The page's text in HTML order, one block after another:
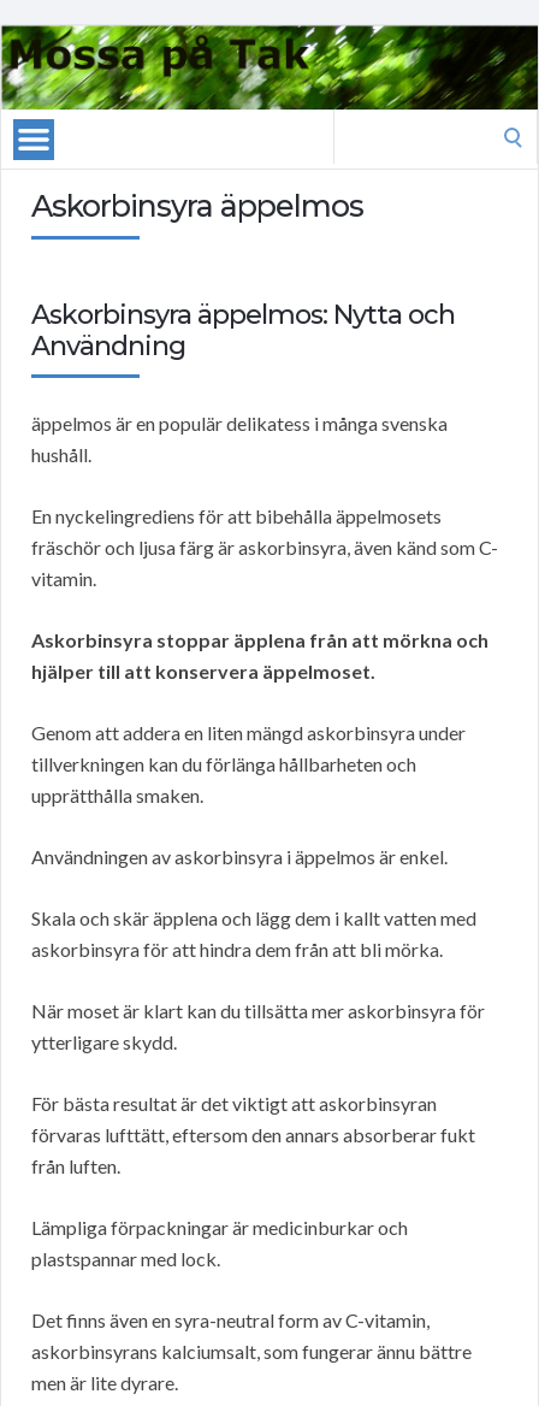
Askorbinsyra äppelmos
Askorbinsyra äppelmos: Nytta och
Användning
äppelmos är en populär delikatess i många svenska
hushåll.
En nyckelingrediens för att bibehålla äppelmosets
fräschör och ljusa färg är askorbinsyra, även känd som C-
vitamin.
Askorbinsyra stoppar äpplena från att mörkna och
hjälper till att konservera äppelmoset.
Genom att addera en liten mängd askorbinsyra under
tillverkningen kan du förlänga hållbarheten och
upprätthålla smaken.
Användningen av askorbinsyra i äppelmos är enkel.
Skala och skär äpplena och lägg dem i kallt vatten med
askorbinsyra för att hindra dem från att bli mörka.
När moset är klart kan du tillsätta mer askorbinsyra för
ytterligare skydd.
För bästa resultat är det viktigt att askorbinsyran
förvaras lufttätt, eftersom den annars absorberar fukt
från luften.
Lämpliga förpackningar är medicinburkar och
plastspannar med lock.
Det finns även en syra-neutral form av C-vitamin,
askorbinsyrans kalciumsalt, som fungerar ännu bättre
men är lite dyrare.